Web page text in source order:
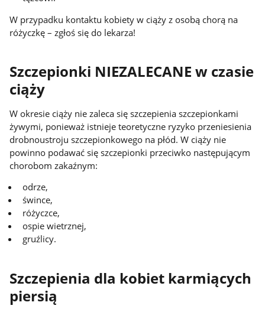
W przypadku kontaktu kobiety w ciąży z osobą chorą na
różyczkę – zgłoś się do lekarza!
Szczepionki NIEZALECANE w czasie
ciąży
W okresie ciąży nie zaleca się szczepienia szczepionkami
żywymi, ponieważ istnieje teoretyczne ryzyko przeniesienia
drobnoustroju szczepionkowego na płód. W ciąży nie
powinno podawać się szczepionki przeciwko następującym
chorobom zakaźnym:
odrze,
śwince,
różyczce,
ospie wietrznej,
gruźlicy.
Szczepienia dla kobiet karmiących
piersią